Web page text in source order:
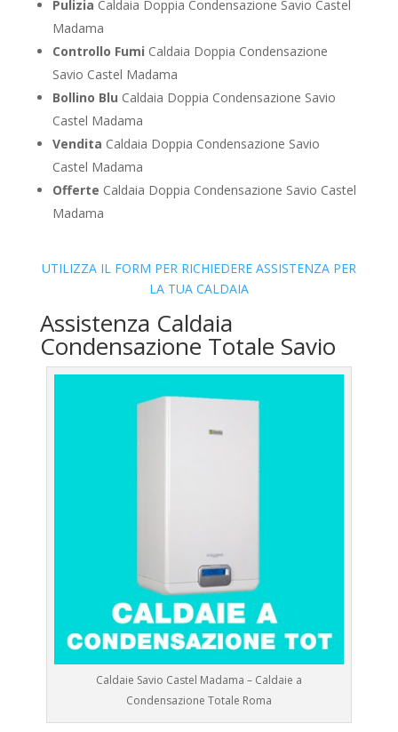
Pulizia Caldaia Doppia Condensazione Savio Castel
Madama
Controllo Fumi Caldaia Doppia Condensazione
Savio Castel Madama
Bollino Blu Caldaia Doppia Condensazione Savio
Castel Madama
Vendita Caldaia Doppia Condensazione Savio
Castel Madama
Offerte Caldaia Doppia Condensazione Savio Castel
Madama
UTILIZZA IL FORM PER RICHIEDERE ASSISTENZA PER
LA TUA CALDAIA
Assistenza Caldaia
Condensazione Totale Savio
Caldaie Savio Castel Madama – Caldaie a
Condensazione Totale Roma